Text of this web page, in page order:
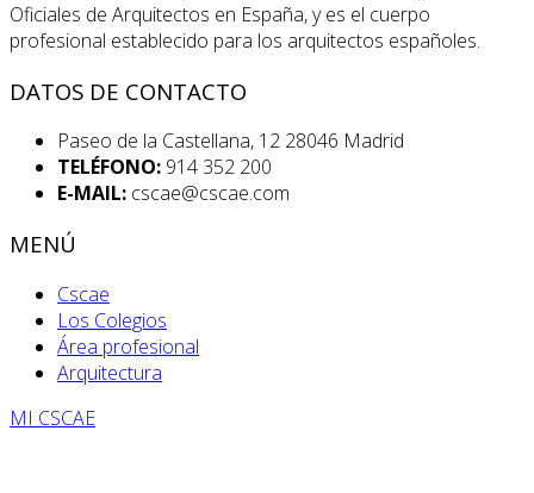
Oficiales de Arquitectos en España, y es el cuerpo
profesional establecido para los arquitectos españoles.
DATOS DE CONTACTO
Paseo de la Castellana, 12 28046 Madrid
TELÉFONO: 914 352 200
E-MAIL: cscae@cscae.com
MENÚ
Cscae
Los Colegios
Área profesional
Arquitectura
MI CSCAE